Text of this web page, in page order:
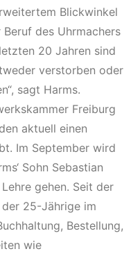
Blickwinkel
des Uhrmachers
20 Jahren sind
verstorben oder
sagt Harms.
Freiburg
aktuell einen
Im September wird
Sohn Sebastian
gehen. Seit der
25-Jährige im
Bestellung,
wie